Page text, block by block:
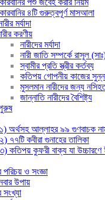
পশু জবেহ করার নিয়ম
৪টি গুরুত্বপূর্ণ মাসআলা
মর্যাদা
করণীয়
নারীদের মর্যাদা
নারী জাতি সম্পর্কে রাসূল
স্বামীর প্রতি স্ত্রীর কর্তব্য
কতিপয় গোপনীয় কাজের
মুসলমান নারীদের জন্য
জান্নাতি নারীদের বৈশিষ্ট্য
অর্থসহ আল্লাহর ৯৯ গুণবাচক
৭৭টি কবীরা গুনাহের তালিকা
কতিপয় কুফরী বাক্য যা উচ্চারণে
পরিচয় ও সংজ্ঞা
উপায়
সংখ্যা